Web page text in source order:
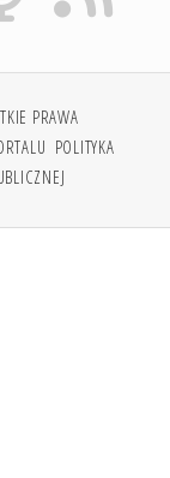
PRAWA
POLITYKA